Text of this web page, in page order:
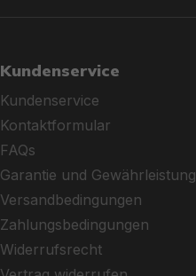
Kundenservice
Kundenservice
Kontaktformular
FAQs
Garantie und Gewährleistung
Versandbedingungen
Zahlungsbedingungen
Widerrufsrecht